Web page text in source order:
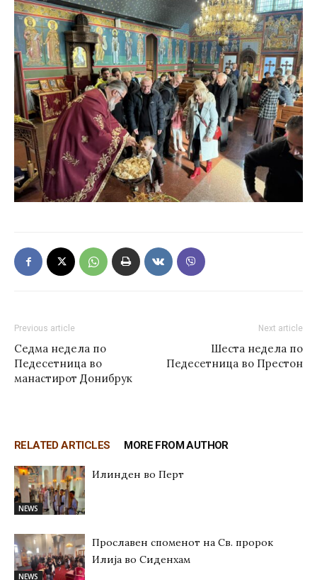
Previous article
Седма недела по
Педесетница во
манастирот Донибрук
Next article
Шеста недела по
Педесетница во Престон
RELATED ARTICLES MORE FROM AUTHOR
NEWS
Илинден во Перт
NEWS
Прославен споменот на Св. пророк
Илија во Сиденхам